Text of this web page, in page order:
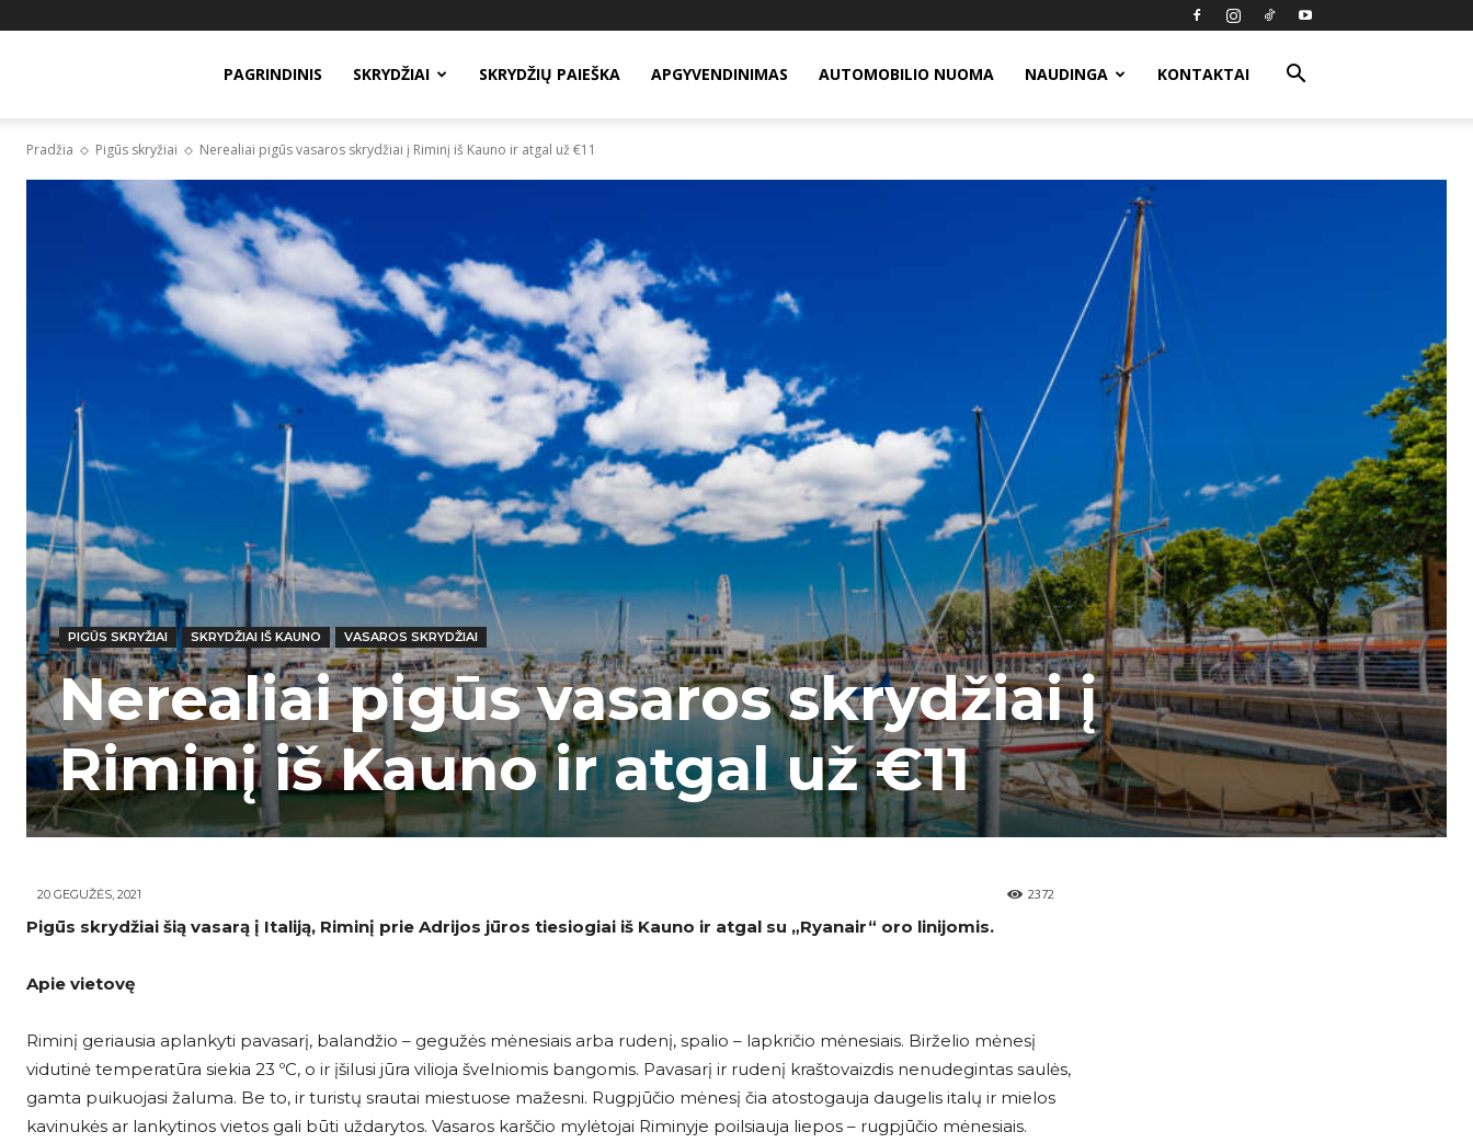
PAGRINDINIS SKRYDŽIAI SKRYDŽIŲ PAIEŠKA APGYVENDINIMAS AUTOMOBILIO NUOMA NAUDINGA KONTAKTAI
Pradžia Pigūs skryžiai Nerealiai pigūs vasaros skrydžiai į Riminį iš Kauno ir atgal už €11
PIGŪS SKRYŽIAI SKRYDŽIAI IŠ KAUNO VASAROS SKRYDŽIAI
Nerealiai pigūs vasaros skrydžiai į
Riminį iš Kauno ir atgal už €11
20 GEGUŽĖS, 2021 2372
Pigūs skrydžiai šią vasarą į Italiją, Riminį prie Adrijos jūros tiesiogiai iš Kauno ir atgal su „Ryanair“ oro linijomis.
Apie vietovę
Riminį geriausia aplankyti pavasarį, balandžio – gegužės mėnesiais arba rudenį, spalio – lapkričio mėnesiais. Birželio mėnesį
vidutinė temperatūra siekia 23 ºC, o ir įšilusi jūra vilioja švelniomis bangomis. Pavasarį ir rudenį kraštovaizdis nenudegintas saulės,
gamta puikuojasi žaluma. Be to, ir turistų srautai miestuose mažesni. Rugpjūčio mėnesį čia atostogauja daugelis italų ir mielos
kavinukės ar lankytinos vietos gali būti uždarytos. Vasaros karščio mylėtojai Riminyje poilsiauja liepos – rugpjūčio mėnesiais.